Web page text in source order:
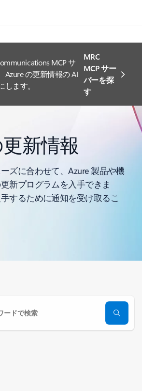
MCP サ
Azure の更新情報の AI
ます。
MRC
MCP サー
バーを探
す
新情報
ズに合わせて、Azure 製品や機
新プログラムを入手できま
するために通知を受け取るこ